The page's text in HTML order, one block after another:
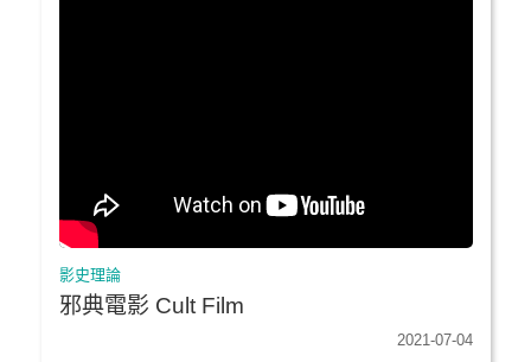
影史理論
邪典電影 Cult Film
2021-07-04